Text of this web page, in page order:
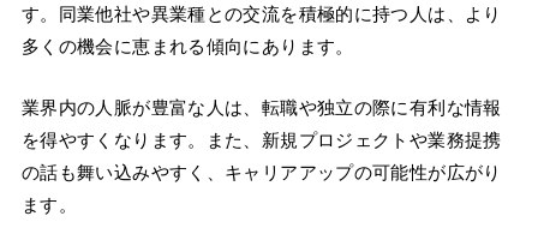
す。同業他社や異業種との交流を積極的に持つ人は、より
多くの機会に恵まれる傾向にあります。
業界内の人脈が豊富な人は、転職や独立の際に有利な情報
を得やすくなります。また、新規プロジェクトや業務提携
の話も舞い込みやすく、キャリアアップの可能性が広がり
ます。